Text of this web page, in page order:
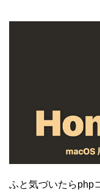
ふと気づいたらphp